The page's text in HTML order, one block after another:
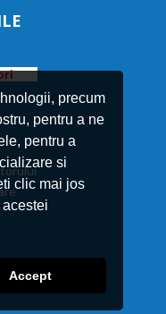
precum
pentru a ne
pentru a
si
clic mai jos
Accept